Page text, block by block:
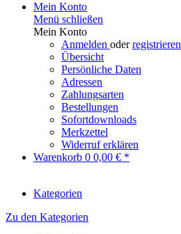
Mein Konto
Menü schließen
Mein Konto
Anmelden oderregistrieren
Übersicht
Persönliche Daten
Adressen
Zahlungsarten
Bestellungen
Sofortdownloads
Merkzettel
Widerruf erklären
Warenkorb 0 0,00 € *
Kategorien
Zu den Kategorien